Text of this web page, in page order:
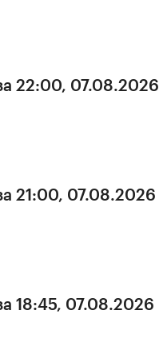
22:00, 07.08.2026
21:00, 07.08.2026
18:45, 07.08.2026